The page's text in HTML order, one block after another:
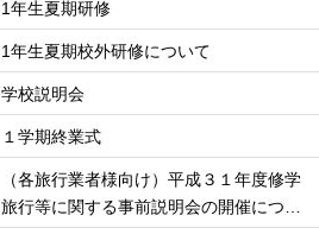
1年生夏期研修
1年生夏期校外研修について
学校説明会
１学期終業式
（各旅行業者様向け）平成３１年度修学
旅行等に関する事前説明会の開催につ…